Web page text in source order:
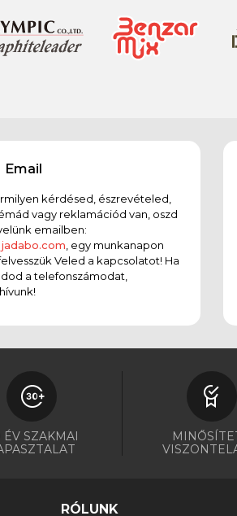
Email
kérdésed, észrevételed,
vagy reklamációd van, oszd
emailben:
, egy munkanapon
Veled a kapcsolatot! Ha
a telefonszámodat,
ÉV SZAKMAI
RÓLUNK